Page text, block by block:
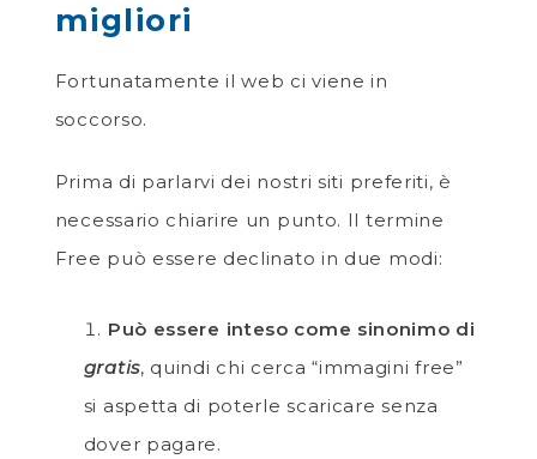
migliori
Fortunatamente il web ci viene in
soccorso.
Prima di parlarvi dei nostri siti preferiti, è
necessario chiarire un punto. Il termine
Free può essere declinato in due modi:
Può essere inteso come sinonimo di
gratis, quindi chi cerca “immagini free”
si aspetta di poterle scaricare senza
dover pagare.